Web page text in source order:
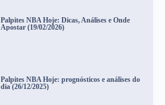
Palpites NBA Hoje: Dicas, Análises e Onde
Apostar (19/02/2026)
Palpites NBA Hoje: prognósticos e análises do
dia (26/12/2025)